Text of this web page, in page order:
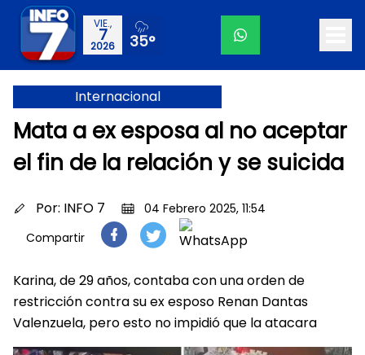
VIE.,
7
2026 35°
Internacional
Mata a ex esposa al no aceptar
el fin de la relación y se suicida
Por: INFO 7
04 Febrero 2025, 11:54
Compartir
Karina, de 29 años, contaba con una orden de
restricción contra su ex esposo Renan Dantas
Valenzuela, pero esto no impidió que la atacara